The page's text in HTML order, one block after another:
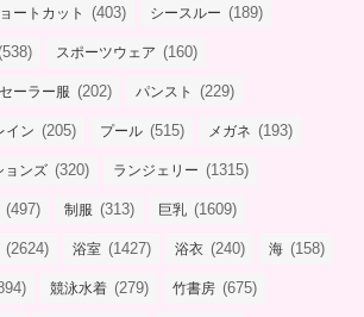
ートカット (403) シースルー (189)
スポーツウェア (160)
セーラー服 (202) パンスト (229)
イン (205) プール (515) メガネ (193)
ョンズ (320) ランジェリー (1315)
(497) 制服 (313) 巨乳 (1609)
(2624) 浴室 (1427) 浴衣 (240) 海 (158)
競泳水着 (279) 竹書房 (675)